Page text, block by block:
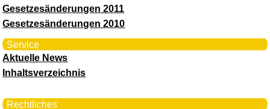
Gesetzesänderungen 2011
Gesetzesänderungen 2010
Service
Aktuelle News
Inhaltsverzeichnis
Rechtliches